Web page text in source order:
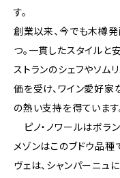
す。
創業以来、今でも木樽
つ。一貫したスタイルと
ストランのシェフやソム
価を受け、ワイン愛好
の熱い支持を得ています
ピノ・ノワールはボラ
メゾンはこのブドウ品種
ヴェは、シャンパーニュ